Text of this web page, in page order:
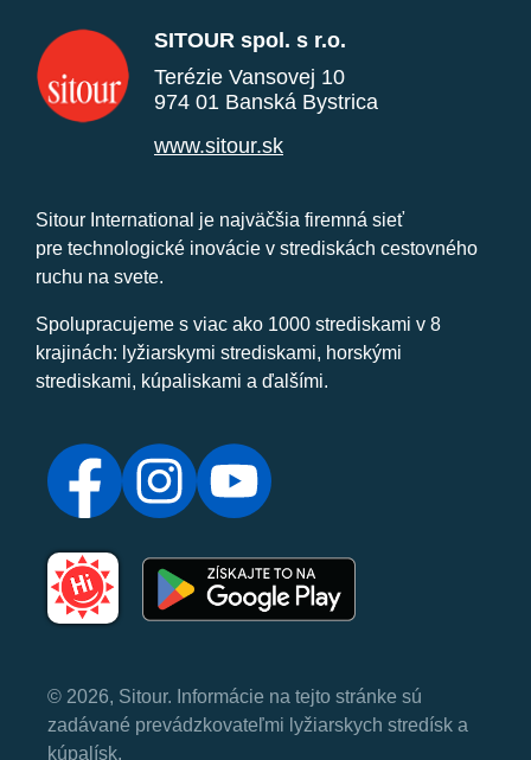
SITOUR spol. s r.o.
Terézie Vansovej 10
974 01 Banská Bystrica
www.sitour.sk
Sitour International je najväčšia firemná sieť
pre technologické inovácie v strediskách cestovného
ruchu na svete.
Spolupracujeme s viac ako 1000 strediskami v 8
krajinách: lyžiarskymi strediskami, horskými
strediskami, kúpaliskami a ďalšími.
© 2026, Sitour. Informácie na tejto stránke sú
zadávané prevádzkovateľmi lyžiarskych stredísk a
kúpalísk.